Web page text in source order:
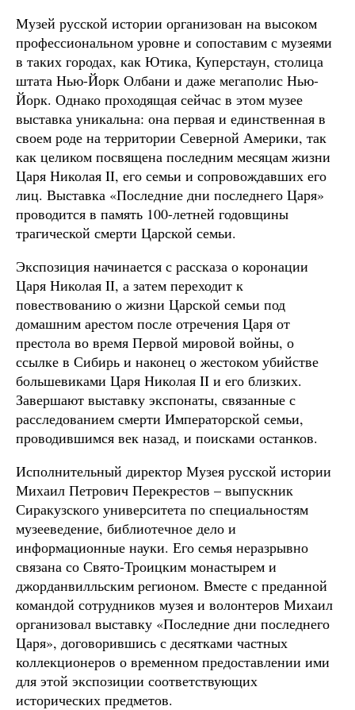
Музей русской истории организован на высоком
профессиональном уровне и сопоставим с музеями
в таких городах, как Ютика, Куперстаун, столица
штата Нью-Йорк Олбани и даже мегаполис Нью-
Йорк. Однако проходящая сейчас в этом музее
выставка уникальна: она первая и единственная в
своем роде на территории Северной Америки, так
как целиком посвящена последним месяцам жизни
Царя Николая II, его семьи и сопровождавших его
лиц. Выставка «Последние дни последнего Царя»
проводится в память 100-летней годовщины
трагической смерти Царской семьи.
Экспозиция начинается с рассказа о коронации
Царя Николая II, а затем переходит к
повествованию о жизни Царской семьи под
домашним арестом после отречения Царя от
престола во время Первой мировой войны, о
ссылке в Сибирь и наконец о жестоком убийстве
большевиками Царя Николая II и его близких.
Завершают выставку экспонаты, связанные с
расследованием смерти Императорской семьи,
проводившимся век назад, и поисками останков.
Исполнительный директор Музея русской истории
Михаил Петрович Перекрестов – выпускник
Сиракузского университета по специальностям
музееведение, библиотечное дело и
информационные науки. Его семья неразрывно
связана со Свято-Троицким монастырем и
джорданвилльским регионом. Вместе с преданной
командой сотрудников музея и волонтеров Михаил
организовал выставку «Последние дни последнего
Царя», договорившись с десятками частных
коллекционеров о временном предоставлении ими
для этой экспозиции соответствующих
исторических предметов.